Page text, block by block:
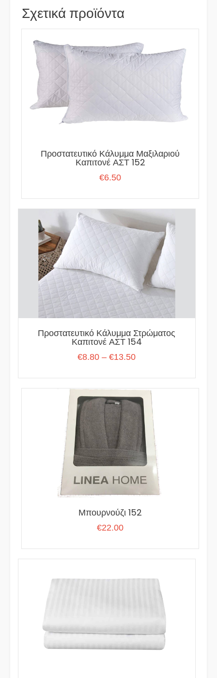
Σχετικά προϊόντα
Προστατευτικό Κάλυμμα Μαξιλαριού
Καπιτονέ ΑΣΤ 152
€6.50
Προστατευτικό Κάλυμμα Στρώματος
Καπιτονέ ΑΣΤ 154
€8.80 – €13.50Price
through
€13.50
Μπουρνούζι 152
€22.00